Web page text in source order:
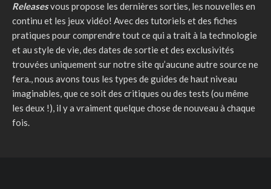
Releasesvous propose les dernières sorties, les nouvelles en
continu et les jeux vidéo! Avec des tutoriels et des fiches
pratiques pour comprendre tout ce qui a trait à la technologie
et au style de vie, des dates de sortie et des exclusivités
trouvées uniquement sur notre site qu’aucune autre source ne
fera., nous avons tous les types de guides de haut niveau
imaginables, que ce soit des critiques ou des tests (ou même
les deux !), il y a vraiment quelque chose de nouveau à chaque
fois.